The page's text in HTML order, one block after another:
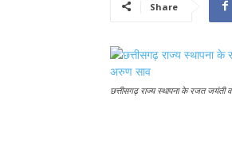
Share
छत्तीसगढ़ राज्य स्थापना के रजत जयंती